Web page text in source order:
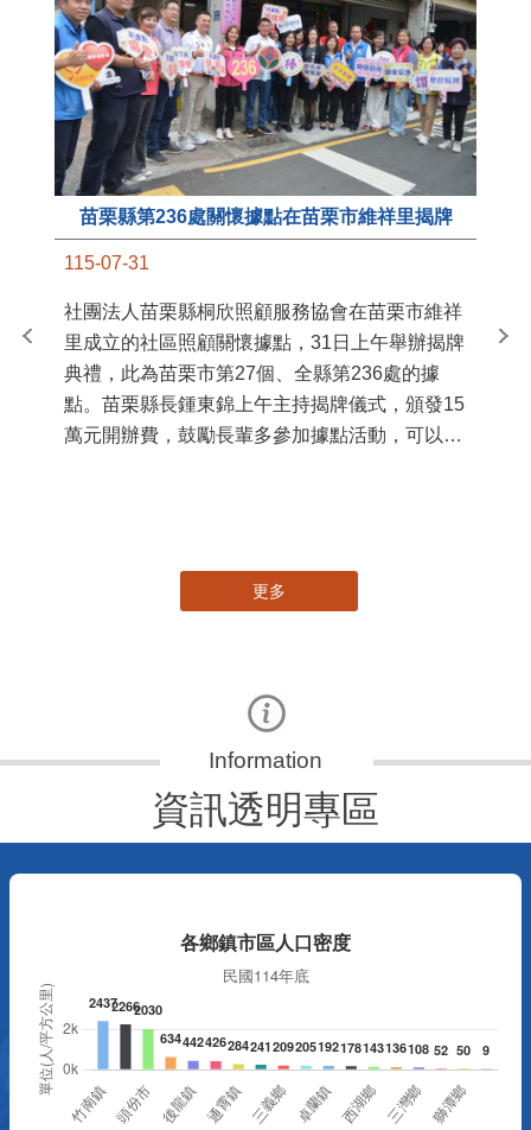
苗栗縣第236處關懷據點在苗栗市維祥里揭牌
115-07-31
社團法人苗栗縣桐欣照顧服務協會在苗栗市維祥
里成立的社區照顧關懷據點，31日上午舉辦揭牌
典禮，此為苗栗市第27個、全縣第236處的據
點。苗栗縣長鍾東錦上午主持揭牌儀式，頒發15
萬元開辦費，鼓勵長輩多參加據點活動，可以更
苗
更多
資訊透明專區